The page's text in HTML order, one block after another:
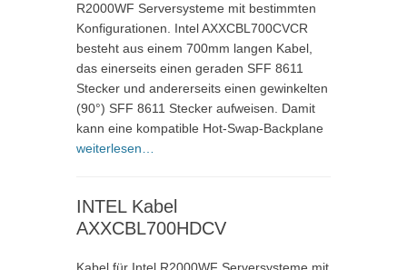
R2000WF Serversysteme mit bestimmten
Konfigurationen. Intel AXXCBL700CVCR
besteht aus einem 700mm langen Kabel,
das einerseits einen geraden SFF 8611
Stecker und andererseits einen gewinkelten
(90°) SFF 8611 Stecker aufweisen. Damit
kann eine kompatible Hot-Swap-Backplane
weiterlesen…
INTEL Kabel
AXXCBL700HDCV